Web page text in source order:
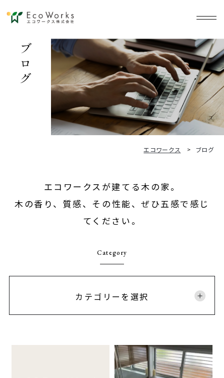
ブログ
エコワークス ブログ
エコワークスが建てる木の家。
木の香り、質感、その性能、ぜひ五感で感じ
てください。
Category
カテゴリーを選択